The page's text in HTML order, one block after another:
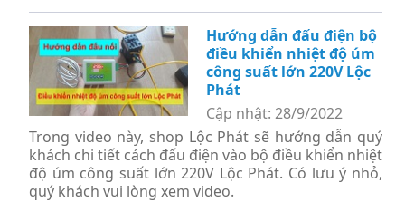
Hướng dẫn đấu điện bộ
điều khiển nhiệt độ úm
công suất lớn 220V Lộc
Phát
Cập nhật: 28/9/2022
Trong video này, shop Lộc Phát sẽ hướng dẫn quý
khách chi tiết cách đấu điện vào bộ điều khiển nhiệt
độ úm công suất lớn 220V Lộc Phát. Có lưu ý nhỏ,
quý khách vui lòng xem video.